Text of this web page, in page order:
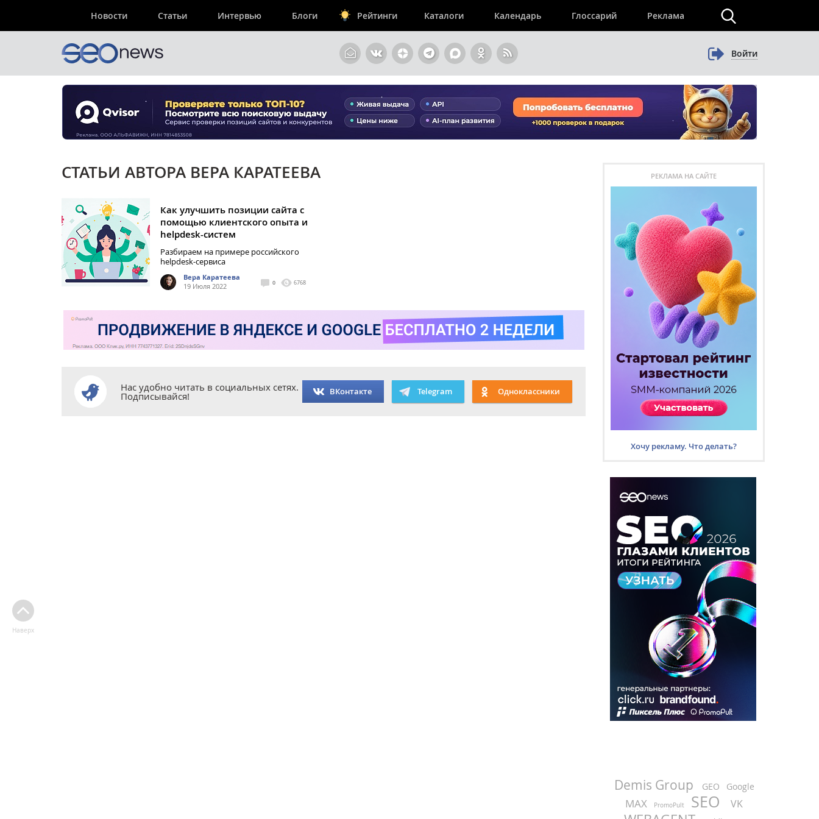
Новости Статьи Интервью Блоги Рейтинги Каталоги Календарь Глоссарий Реклама
Войти
СТАТЬИ АВТОРА ВЕРА КАРАТЕЕВА
Как улучшить позиции сайта с
помощью клиентского опыта и
helpdesk-систем
Разбираем на примере российского
helpdesk-сервиса
Вера Каратеева
19 Июля 2022
0 6768
Нас удобно читать в социальных сетях.
Подписывайся! ВКонтакте Telegram Одноклассники
Наверх
РЕКЛАМА НА САЙТЕ
Хочу рекламу. Что делать?
Demis Group GEO Google
MAX PromoPult SEO VK